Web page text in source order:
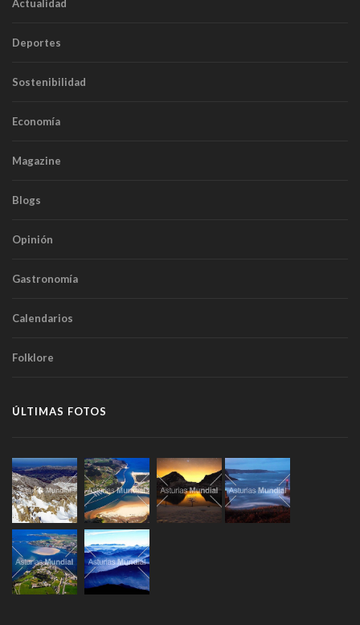
Actualidad
Deportes
Sostenibilidad
Economía
Magazine
Blogs
Opinión
Gastronomía
Calendarios
Folklore
ÚLTIMAS FOTOS